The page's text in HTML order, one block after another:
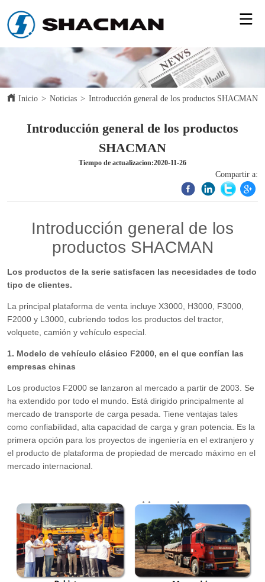
Inicio > Noticias > Introducción general de los productos SHACMAN
Introducción general de los productos
SHACMAN
Tiempo de actualizacion:2020-11-26
Compartir a: